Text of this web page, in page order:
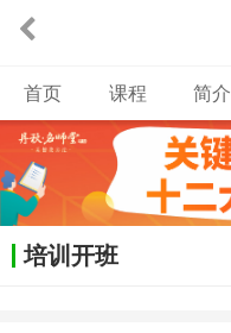
首页 课程 简介
培训开班